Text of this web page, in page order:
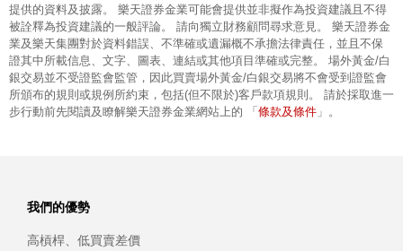
提供的資料及披露。 樂天證券金業可能會提供並非擬作為投資建議且不得
被詮釋為投資建議的一般評論。 請向獨立財務顧問尋求意見。 樂天證券金
業及樂天集團對於資料錯誤、不準確或遺漏概不承擔法律責任，並且不保
證其中所載信息、文字、圖表、連結或其他項目準確或完整。 場外黃金/白
銀交易並不受證監會監管，因此買賣場外黃金/白銀交易將不會受到證監會
所頒布的規則或規例所約束，包括(但不限於)客戶款項規則。 請於採取進一
步行動前先閱讀及瞭解樂天證券金業網站上的 「 條款及條件 」。
我們的優勢
高槓桿、低買賣差價